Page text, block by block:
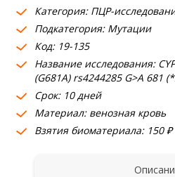
Пациентам
О компании
Где сдать
Партнерам
Категория: ПЦР-
Подкатегория: Мутации
Код: 19-135
Название исследования:
(G681A) rs4244285 G>A 681
Срок: 10 дней
Материал: венозная кровь
Взятия биоматериала: 150 ₽